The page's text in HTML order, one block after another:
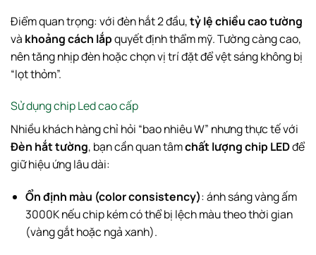
Điểm quan trọng: với đèn hắt 2 đầu,tỷ lệ chiều cao tường
và khoảng cách lắpquyết định thẩm mỹ. Tường càng cao,
nên tăng nhịp đèn hoặc chọn vị trí đặt để vệt sáng không bị
“lọt thỏm”.
Sử dụng chip Led cao cấp
Nhiều khách hàng chỉ hỏi “bao nhiêu W” nhưng thực tế với
Đèn hắt tường, bạn cần quan tâmchất lượng chip LEDđể
giữ hiệu ứng lâu dài:
Ổn định màu (color consistency): ánh sáng vàng ấm
3000K nếu chip kém có thể bị lệch màu theo thời gian
(vàng gắt hoặc ngả xanh).